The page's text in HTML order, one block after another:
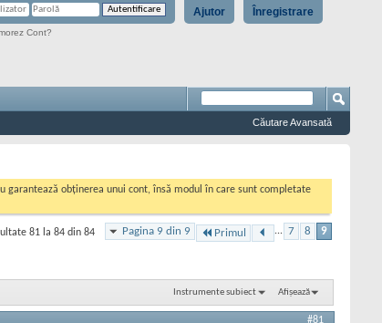
Înregistrare
Ajutor
Cont?
Căutare Avansată
garantează obținerea unui cont, însă modul în care sunt completate
Pagina 9 din 9 Primul ... 7 8 9
81 la 84 din 84
Instrumente subiect Afișează
#81